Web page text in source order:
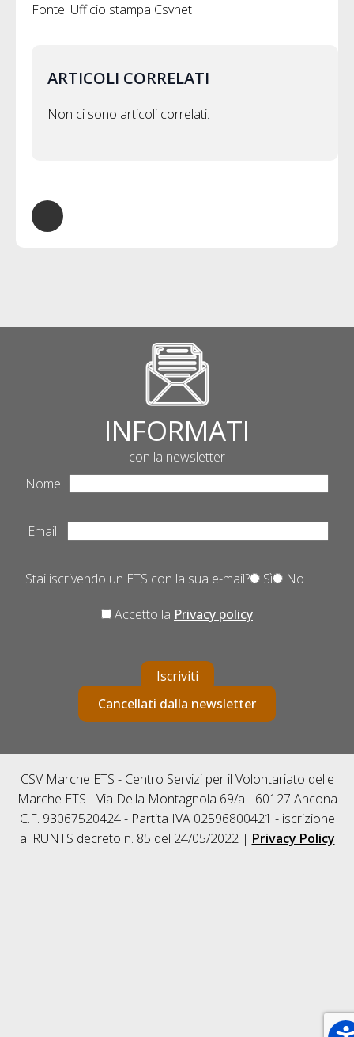
Fonte: Ufficio stampa Csvnet
ARTICOLI CORRELATI
Non ci sono articoli correlati.
INFORMATI
con la newsletter
Nome
Email
Stai iscrivendo un ETS con la sua e-mail? Sì No
Accetto la Privacy policy
Iscriviti
Cancellati dalla newsletter
CSV Marche ETS - Centro Servizi per il Volontariato delle
Marche ETS - Via Della Montagnola 69/a - 60127 Ancona
C.F. 93067520424 - Partita IVA 02596800421 - iscrizione
al RUNTS decreto n. 85 del 24/05/2022 | Privacy Policy